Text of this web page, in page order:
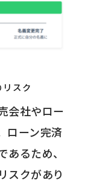
スク
会社やロー
ローン完済
あるため、
スクがあり